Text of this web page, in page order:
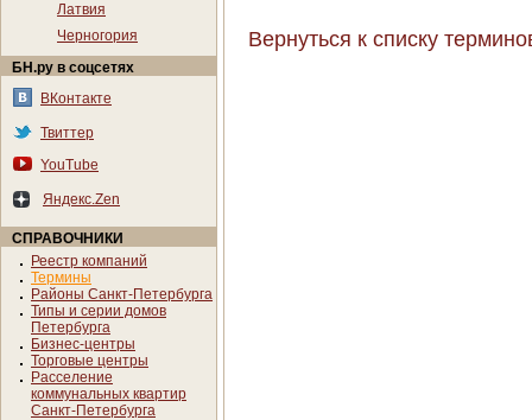
Латвия
Черногория
БН.ру в соцсетях
ВКонтакте
Твиттер
YouTube
Яндекс.Zen
СПРАВОЧНИКИ
Реестр компаний
Термины
Районы Санкт-Петербурга
Типы и серии домов
Петербурга
Бизнес-центры
Торговые центры
Расселение
коммунальных квартир
Санкт-Петербурга
Вернуться к списку